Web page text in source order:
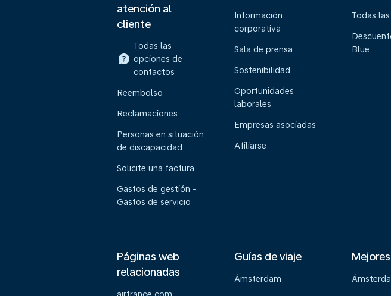
atención al
cliente
Todas las
opciones de
contactos
Reembolso
Reclamaciones
Personas en situación
de discapacidad
Solicite una factura
Gastos de gestión -
Gastos de servicio
Información
corporativa
Sala de prensa
Sostenibilidad
Oportunidades
laborales
Empresas asociadas
Afiliarse
Todas
Blue
Páginas web
relacionadas
Guías de viaje
Ámsterdam